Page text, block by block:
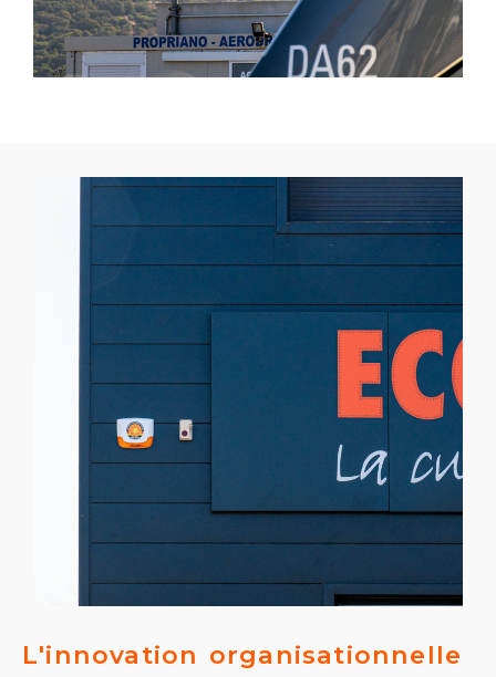
L'innovation organisationnelle